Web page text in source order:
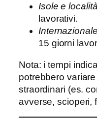
Isole e
lavorativi.
15 giorni
Nota: i tempi
potrebbero
straordinari (es.
avverse, scioperi,